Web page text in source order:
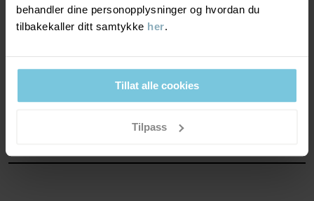
behandler dine personopplysninger og hvordan du
tilbakekaller ditt samtykke her.
Tillat alle cookies
Tilpass
Optimal vindbeskyttelse. Plagget stenger ute all vind.
MATERIALE & PLEIERÅD
Materiale
100% Polyester Recycled
BÆREKRAFT